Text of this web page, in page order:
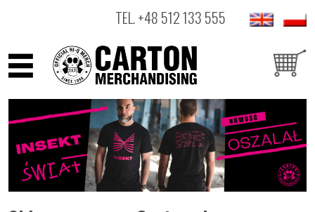
TEL.+48 512 133 555
ARTYŚCI
PRODUKTY
OUTLET